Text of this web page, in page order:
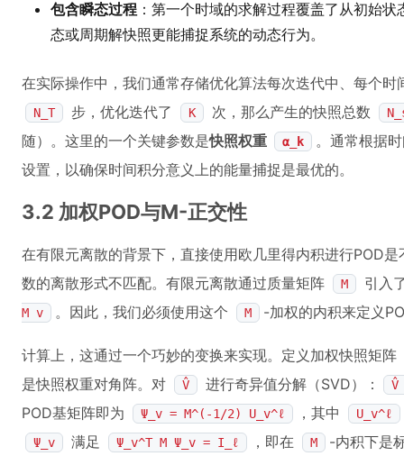
包含瞬态过程 ：第一个时域的求解过程覆盖了从初始
态或周期解快照更能捕捉系统的动态行为。
在实际操作中，我们通常存储优化算法每次迭代中、每个
N_T 步，优化迭代了 K 次，那么产生的快照总数
随）。这里的一个关键参数是快照权重 α_k
。通常根据
设置，以确保时间积分意义上的能量捕捉是最优的。
3.2 加权POD与M-正交性
在有限元离散的背景下，直接使用欧几里得内积进行POD
数的离散形式不匹配。有限元离散通过质量矩阵
M 引入
M v 。因此，我们必须使用这个 M -加权的内积来定义
计算上，这通过一个巧妙的变换来实现。定义加权快照矩阵
是快照权重对角阵。对
V̂ 进行奇异值分解（SVD）： V̂
POD基矩阵即为 Ψ_v = M^(-1/2) U_v^ℓ ，其中
U_v^ℓ
Ψ_v
满足 Ψ_v^T M Ψ_v = I_ℓ ，即在 M
-内积下是